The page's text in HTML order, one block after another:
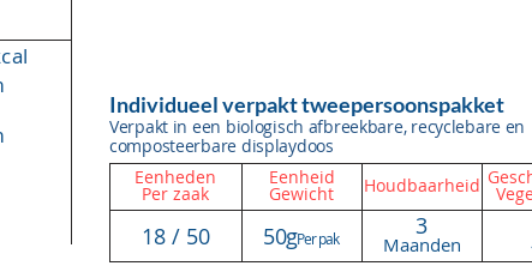
Individueel verpakt tweepersoonspakket
Verpakt in een biologisch afbreekbare, recyclebare en
composteerbare displaydoos
Eenheden
Per zaak
Eenheid
Gewicht Houdbaarheid
18 / 50 3
Maanden
50gPer pak